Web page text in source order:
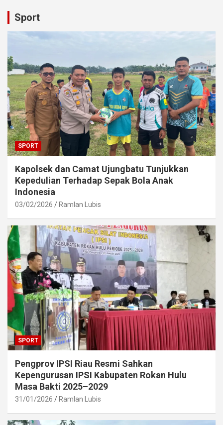
Sport
SPORT
Kapolsek dan Camat Ujungbatu Tunjukkan
Kepedulian Terhadap Sepak Bola Anak
Indonesia
03/02/2026 Ramlan Lubis
SPORT
Pengprov IPSI Riau Resmi Sahkan
Kepengurusan IPSI Kabupaten Rokan Hulu
Masa Bakti 2025–2029
31/01/2026 Ramlan Lubis